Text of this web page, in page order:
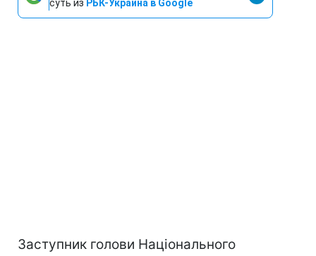
суть из РБК-Украина в Google
Заступник голови Національного